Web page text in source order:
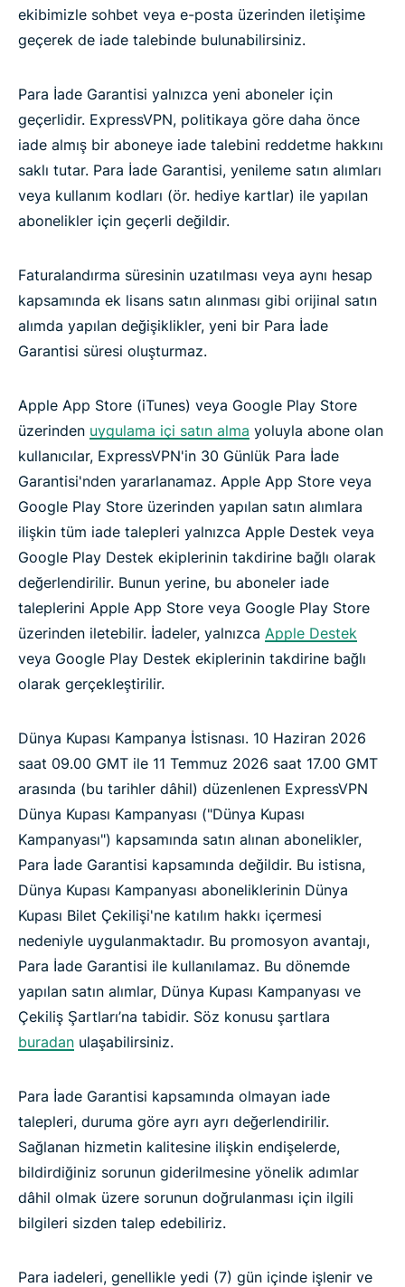
ekibimizle sohbet veya e-posta üzerinden iletişime
geçerek de iade talebinde bulunabilirsiniz.
Para İade Garantisi yalnızca yeni aboneler için
geçerlidir. ExpressVPN, politikaya göre daha önce
iade almış bir aboneye iade talebini reddetme hakkını
saklı tutar. Para İade Garantisi, yenileme satın alımları
veya kullanım kodları (ör. hediye kartlar) ile yapılan
abonelikler için geçerli değildir.
Faturalandırma süresinin uzatılması veya aynı hesap
kapsamında ek lisans satın alınması gibi orijinal satın
alımda yapılan değişiklikler, yeni bir Para İade
Garantisi süresi oluşturmaz.
Apple App Store (iTunes) veya Google Play Store
üzerinden uygulama içi satın alma yoluyla abone olan
kullanıcılar, ExpressVPN'in 30 Günlük Para İade
Garantisi'nden yararlanamaz. Apple App Store veya
Google Play Store üzerinden yapılan satın alımlara
ilişkin tüm iade talepleri yalnızca Apple Destek veya
Google Play Destek ekiplerinin takdirine bağlı olarak
değerlendirilir. Bunun yerine, bu aboneler iade
taleplerini Apple App Store veya Google Play Store
üzerinden iletebilir. İadeler, yalnızca Apple Destek
veya Google Play Destek ekiplerinin takdirine bağlı
olarak gerçekleştirilir.
Dünya Kupası Kampanya İstisnası. 10 Haziran 2026
saat 09.00 GMT ile 11 Temmuz 2026 saat 17.00 GMT
arasında (bu tarihler dâhil) düzenlenen ExpressVPN
Dünya Kupası Kampanyası ("Dünya Kupası
Kampanyası") kapsamında satın alınan abonelikler,
Para İade Garantisi kapsamında değildir. Bu istisna,
Dünya Kupası Kampanyası aboneliklerinin Dünya
Kupası Bilet Çekilişi'ne katılım hakkı içermesi
nedeniyle uygulanmaktadır. Bu promosyon avantajı,
Para İade Garantisi ile kullanılamaz. Bu dönemde
yapılan satın alımlar, Dünya Kupası Kampanyası ve
Çekiliş Şartları’na tabidir. Söz konusu şartlara
buradan ulaşabilirsiniz.
Para İade Garantisi kapsamında olmayan iade
talepleri, duruma göre ayrı ayrı değerlendirilir.
Sağlanan hizmetin kalitesine ilişkin endişelerde,
bildirdiğiniz sorunun giderilmesine yönelik adımlar
dâhil olmak üzere sorunun doğrulanması için ilgili
bilgileri sizden talep edebiliriz.
Para iadeleri, genellikle yedi (7) gün içinde işlenir ve